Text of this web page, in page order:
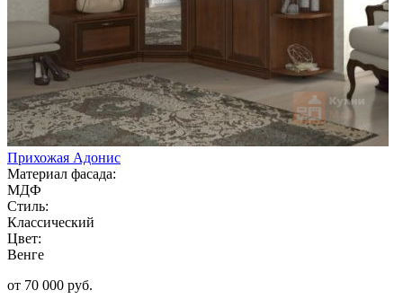
Прихожая Адонис
Материал фасада:
МДФ
Стиль:
Классический
Цвет:
Венге
от 70 000 руб.